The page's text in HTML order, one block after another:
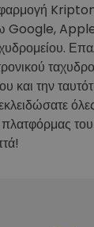
Google,
και την
πλατφόρμας